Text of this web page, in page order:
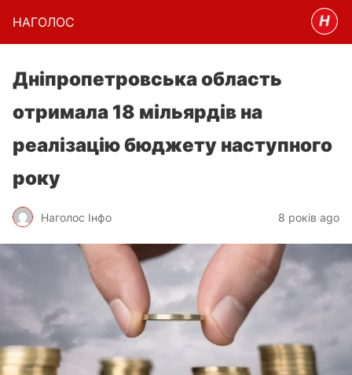
НАГОЛОC
Дніпропетровська область
отримала 18 мільярдів на
реалізацію бюджету наступного
року
Наголос Інфо 8 років ago